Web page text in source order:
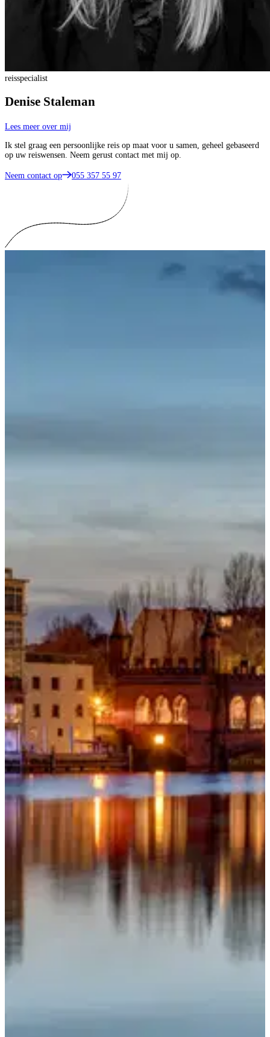
reisspecialist
Denise Staleman
Lees meer over mij
Ik stel graag een persoonlijke reis op maat voor u samen, geheel gebaseerd
op uw reiswensen. Neem gerust contact met mij op.
Neem contact op 055 357 55 97